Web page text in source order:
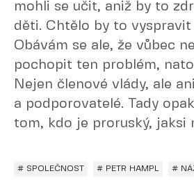
mohli se učit, aniž by to
děti. Chtělo by to
Obávám se ale, že vůbec
pochopit ten problém,
Nejen členové vlády, ale
a podporovatelé. Tady
tom, kdo je proruský, jaksi
# SPOLEČNOST # PETR HAMPL #